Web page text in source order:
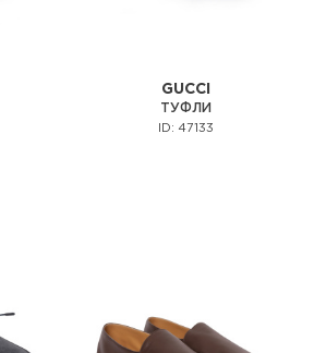
GUCCI
ТУФЛИ
ID: 47133